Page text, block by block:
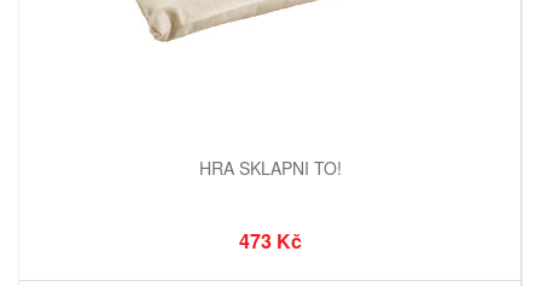
HRA SKLAPNI TO!
473 Kč